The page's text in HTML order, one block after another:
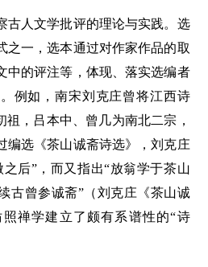
人文学批评的理论与实践。选
之一，选本通过对作家作品的取
中的评注等，体现、落实选编者
例如，南宋刘克庄曾将江西诗
祖，吕本中、曾几为南北二宗，
编选《茶山诚斋诗选》，刘克庄
后”，而又指出“放翁学于茶山
古曾参诚斋”（刘克庄《茶山诚
禅学建立了颇有系谱性的“诗